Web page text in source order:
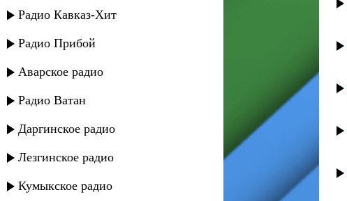
Радио Кавказ-Хит
Радио Прибой
Аварское радио
Радио Ватан
Даргинское радио
Лезгинское радио
Кумыкское радио